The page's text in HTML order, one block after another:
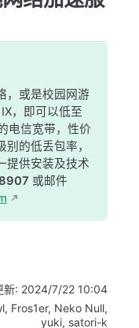
，或是校园网游
，即可以低至
电信宽带，性价
的低丢包率，
提供安装及技术
或邮件
新: 2024/7/22 10:04
, Fros1er, Neko Null,
yuki, satori-k